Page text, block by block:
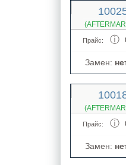
Прайс:
Замен:
Прайс:
Замен: